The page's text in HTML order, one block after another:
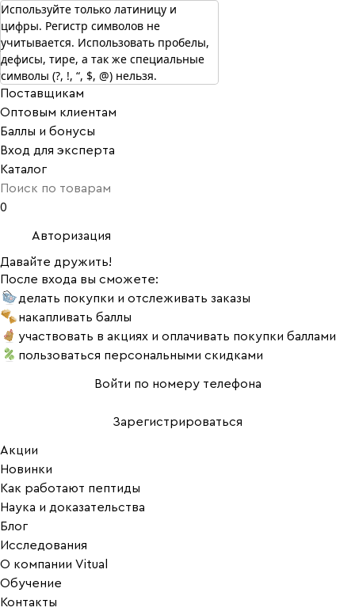
г. Москва
Vitual Peptide +7 (800) 101-13-25
Специалистам
Поставщикам
Оптовым клиентам
Баллы и бонусы
Вход для эксперта
Каталог
0
Авторизация
Давайте дружить!
После входа вы сможете:
делать покупки и отслеживать заказы
накапливать баллы
участвовать в акциях и оплачивать покупки баллами
пользоваться персональными скидками
Войти по номеру телефона
Зарегистрироваться
Акции
Новинки
Как работают пептиды
Наука и доказательства
Блог
Исследования
О компании Vitual
Обучение
Контакты
Используйте только латиницу и
цифры. Регистр символов не
учитывается. Использовать пробелы,
дефисы, тире, а так же специальные
символы (?, !, “, $, @) нельзя.